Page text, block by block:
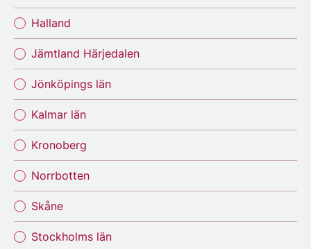
Halland
Jämtland Härjedalen
Jönköpings län
Kalmar län
Kronoberg
Norrbotten
Skåne
Stockholms län